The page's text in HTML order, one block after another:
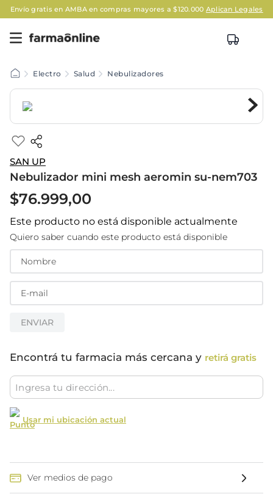
Envío gratis en AMBA en compras mayores a $120.000 Aplican Legales
Electro Salud Nebulizadores
SAN UP
Nebulizador mini mesh aeromin su-nem703
$76.999,00
Este producto no está disponible actualmente
Quiero saber cuando este producto está disponible
ENVIAR
Encontrá tu farmacia más cercana y retirá gratis
Usar mi ubicación actual
Ver medios de pago